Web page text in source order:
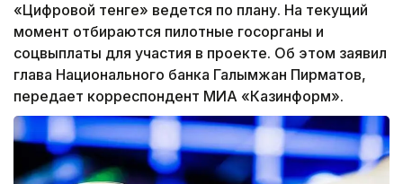
«Цифровой тенге» ведется по плану. На текущий
момент отбираются пилотные госорганы и
соцвыплаты для участия в проекте. Об этом заявил
глава Национального банка Галымжан Пирматов,
передает корреспондент МИА «Казинформ».